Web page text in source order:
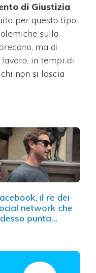
di Giustizia,
per questo tipo
sulla
ma di
in tempi di
non si lascia
il re dei
network che
punta…